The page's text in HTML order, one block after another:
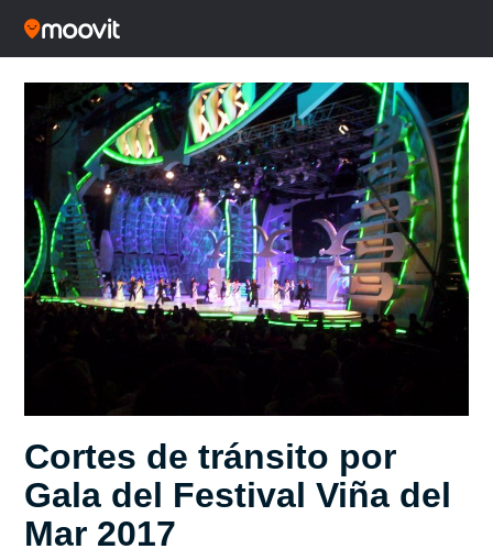
Cortes de tránsito por
Gala del Festival Viña del
Mar 2017